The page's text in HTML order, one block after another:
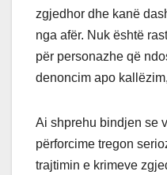
zgjedhor dhe kanë
nga afër. Nuk është
për personazhe që
denoncim apo
Ai shprehu bindjen se
përforcime tregon
trajtimin e krimeve